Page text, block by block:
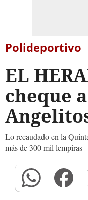
Polideportivo
EL
cheque
Lo recaudado en la
más de 300 mil lempiras